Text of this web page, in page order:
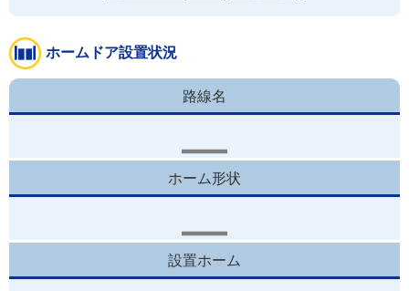
ホームドア設置状況
路線名
ホーム形状
設置ホーム